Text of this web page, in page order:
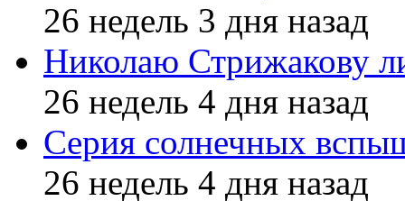
26 недель 3 дня назад
Николаю Стрижакову
26 недель 4 дня назад
Серия солнечных
26 недель 4 дня назад